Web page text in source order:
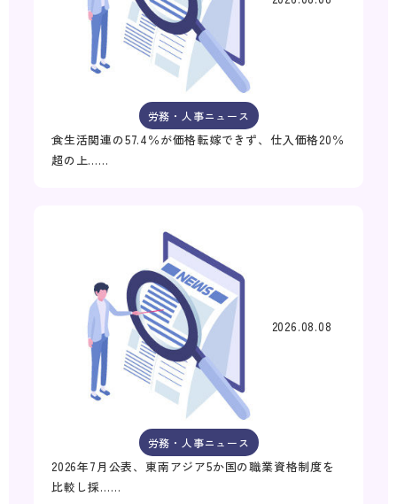
労務・人事ニュース
食生活関連の57.4％が価格転嫁できず、仕入価格20％
超の上……
2026.08.08
労務・人事ニュース
2026年7月公表、東南アジア5か国の職業資格制度を
比較し採……